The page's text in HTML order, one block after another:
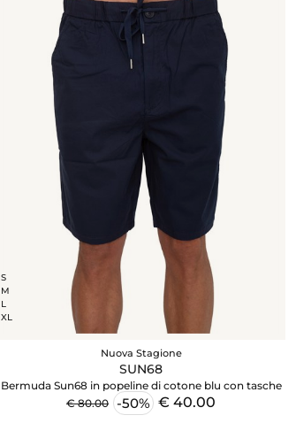
S
M
L
XL
Nuova Stagione
SUN68
Bermuda Sun68 in popeline di cotone blu con tasche
€ 80.00 -50% € 40.00